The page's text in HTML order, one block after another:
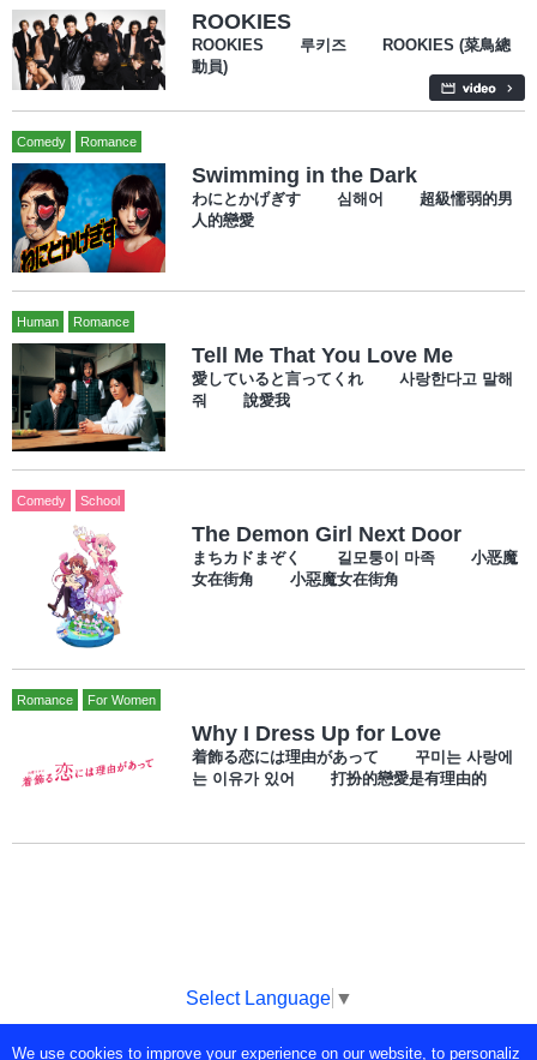
ROOKIES
ROOKIES 루키즈 ROOKIES (菜鳥總
動員)
Comedy Romance
Swimming in the Dark
わにとかげぎす 심해어 超級懦弱的男
人的戀愛
Human Romance
Tell Me That You Love Me
愛していると言ってくれ 사랑한다고 말해
줘 說愛我
Comedy School
The Demon Girl Next Door
まちカドまぞく 길모퉁이 마족 小恶魔
女在街角 小惡魔女在街角
Romance For Women
Why I Dress Up for Love
着飾る恋には理由があって 꾸미는 사랑에
는 이유가 있어 打扮的戀愛是有理由的
Select Language ▼
We use cookies to improve your experience on our website, to personaliz